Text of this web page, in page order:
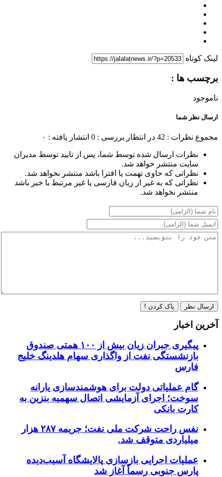
لینک کوتاه
برچسب ها :
ناموجود
ارسال نظر شما
مجموع نظرات : 42 در انتظار بررسی : 0 انتشار یافته : ۰
نظرات ارسال شده توسط شما، پس از تایید توسط مدیران
سایت منتشر خواهد شد.
نظراتی که حاوی تهمت یا افترا باشد منتشر نخواهد شد.
نظراتی که به غیر از زبان فارسی یا غیر مرتبط با خبر باشد
منتشر نخواهد شد.
ارسال نظر پاک کردن !
آخرین اخبار
پیگیری جبران زیان بیش از ۱۰۰ همتی صندوق
بازنشستگی نفت از واگذاری سهام هلدینگ خلیج
فارس
گام عملیاتی دولت برای هوشمندسازی یارانه
سوخت؛ اجرای آزمایشی اتصال سهمیه بنزین به
کارت بانکی
نفس راحت شرکت ملی نفت؛ جریمه ۲۸۷ هزار
میلیاردی متوقف شد.
عملیات اجرایی بازسازی پالایشگاه آسیب‌دیده
پارس جنوبی رسماً آغاز شد